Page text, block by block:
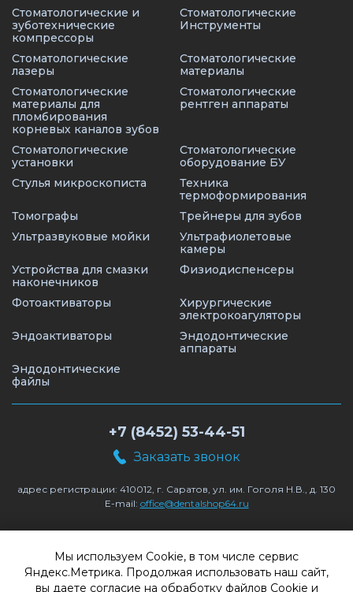
Стоматологические и
зуботехнические
компрессоры
Стоматологические
Инструменты
Стоматологические
лазеры
Стоматологические
материалы
Стоматологические
материалы для
пломбирования
корневых каналов зубов
Стоматологические
рентген аппараты
Стоматологические
установки
Стоматологические
оборудование БУ
Стулья микроскописта
Техника
термоформирования
Томографы
Трейнеры для зубов
Ультразвуковые мойки
Ультрафиолетовые
камеры
Устройства для смазки
наконечников
Физиодиспенсеры
Фотоактиваторы
Хирургические
электрокоагуляторы
Эндоактиваторы
Эндодонтические
аппараты
Эндодонтические
файлы
+7 (8452) 53-44-51
Заказать звонок
адрес регистрации: 410012, г. Саратов, ул. им. Гоголя Н.В., д. 130
E-mail: office@dentalshop64.ru
© 2026. Dental Shop — интернет-магазин
Компания «Сайтмедиа» —
Создание сайтов
Мы используем Cookie, в том числе сервис
Яндекс.Метрика. Продолжая использовать наш сайт,
вы даете согласие на обработку файлов Cookie и